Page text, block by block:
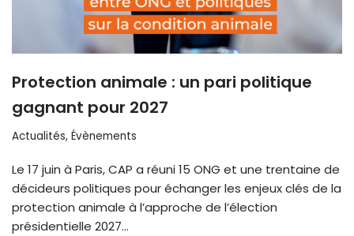
Protection animale : un pari politique
gagnant pour 2027
Actualités, Évènements
Le 17 juin à Paris, CAP a réuni 15 ONG et une trentaine de
décideurs politiques pour échanger les enjeux clés de la
protection animale à l’approche de l’élection
présidentielle 2027…